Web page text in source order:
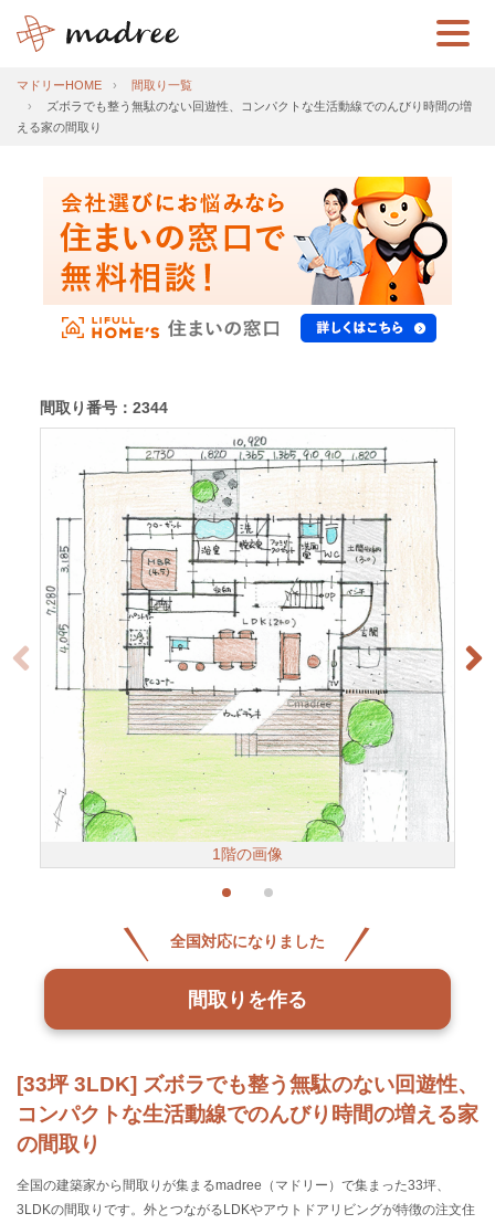
マドリーHOME
間取り一覧
ズボラでも整う無駄のない回遊性、コンパクトな生活動線でのんびり時間の増
える家の間取り
[33坪 3LDK] ズボラでも整う無駄のない回遊性、
コンパクトな生活動線でのんびり時間の増える家
の間取り
全国の建築家から間取りが集まるmadree（マドリー）で集まった33坪、
3LDKの間取りです。外とつながるLDKやアウトドアリビングが特徴の注文住
間取り番号：2344
1階の画像
全国対応になりました
間取りを作る